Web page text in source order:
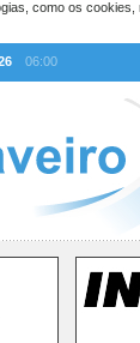
como os
06:00